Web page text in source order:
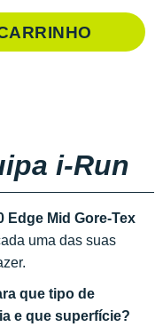
i-Run
Edge Mid Gore-Tex
uma das suas
que tipo de
e que superfície?